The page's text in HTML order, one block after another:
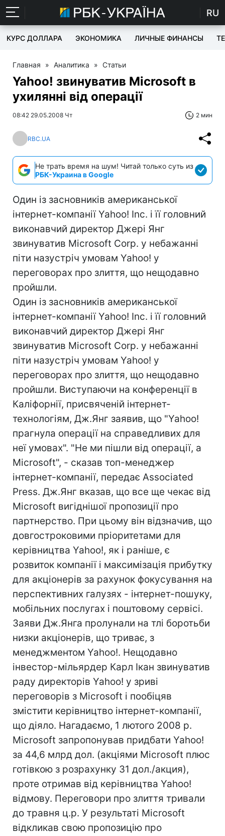
RU
КУРС ДОЛЛАРА ЭКОНОМИКА ЛИЧНЫЕ ФИНАНСЫ
Главная » Аналитика » Статьи
Yahoo! звинуватив Microsoft в
ухилянні від операції
08:42 29.05.2008 Чт 2 мин
RBC.UA
Не трать время на шум! Читай только суть из
РБК-Украина в Google
Один із засновників американської
інтернет-компанії Yahoo! Inc. і її головний
виконавчий директор Джері Янг
звинуватив Microsoft Corp. у небажанні
піти назустріч умовам Yahoo! у
переговорах про злиття, що нещодавно
пройшли.
Один із засновників американської
інтернет-компанії Yahoo! Inc. і її головний
виконавчий директор Джері Янг
звинуватив Microsoft Corp. у небажанні
піти назустріч умовам Yahoo! у
переговорах про злиття, що нещодавно
пройшли. Виступаючи на конференції в
Каліфорнії, присвяченій інтернет-
технологіям, Дж.Янг заявив, що "Yahoo!
прагнула операції на справедливих для
неї умовах". "Не ми пішли від операції, а
Microsoft", - сказав топ-менеджер
інтернет-компанії, передає Associated
Press. Дж.Янг вказав, що все ще чекає від
Microsoft вигіднішої пропозиції про
партнерство. При цьому він відзначив, що
довгостроковими пріоритетами для
керівництва Yahoo!, як і раніше, є
розвиток компанії і максимізація прибутку
для акціонерів за рахунок фокусування на
перспективних галузях - інтернет-пошуку,
мобільних послугах і поштовому сервісі.
Заяви Дж.Янга пролунали на тлі боротьби
низки акціонерів, що триває, з
менеджментом Yahoo!. Нещодавно
інвестор-мільярдер Карл Ікан звинуватив
раду директорів Yahoo! у зриві
переговорів з Microsoft і пообіцяв
змістити керівництво інтернет-компанії,
що діяло. Нагадаємо, 1 лютого 2008 р.
Microsoft запропонував придбати Yahoo!
за 44,6 млрд дол. (акціями Microsoft плюс
готівкою з розрахунку 31 дол./акция),
проте отримав від керівництва Yahoo!
відмову. Переговори про злиття тривали
до травня ц.р. У результаті Microsoft
відкликав свою пропозицію про